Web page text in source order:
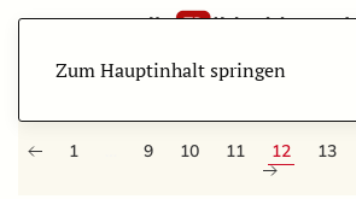
Zum Hauptinhalt springen
1 9 10 11 12 13